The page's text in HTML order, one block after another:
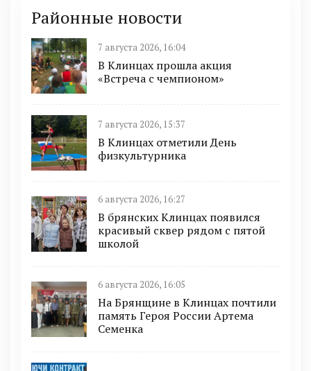
Районные новости
7 августа 2026, 16:04
В Клинцах прошла акция
«Встреча с чемпионом»
7 августа 2026, 15:37
В Клинцах отметили День
физкультурника
6 августа 2026, 16:27
В брянских Клинцах появился
красивый сквер рядом с пятой
школой
6 августа 2026, 16:05
На Брянщине в Клинцах почтили
память Героя России Артема
Семенка